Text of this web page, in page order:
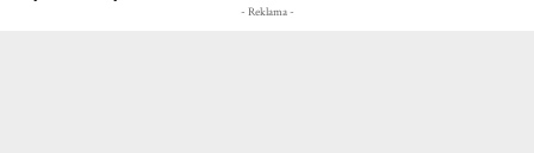
- Reklama -